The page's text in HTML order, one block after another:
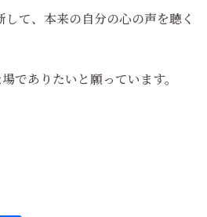
て、本来の自分の心の声を聴く
ありたいと願っています。